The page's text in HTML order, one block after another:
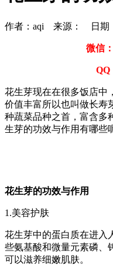
作者：aqi 来源： 日期
微信
QQ
花生芽现在在很多饭店中
价值丰富所以也叫做长寿
种蔬菜品种之首，富含多
生芽的功效与作用有哪些
花生芽的功效与作用
1.美容护肤
花生芽中的蛋白质在进入
些氨基酸和微量元素磷、
可以滋养细嫩肌肤。